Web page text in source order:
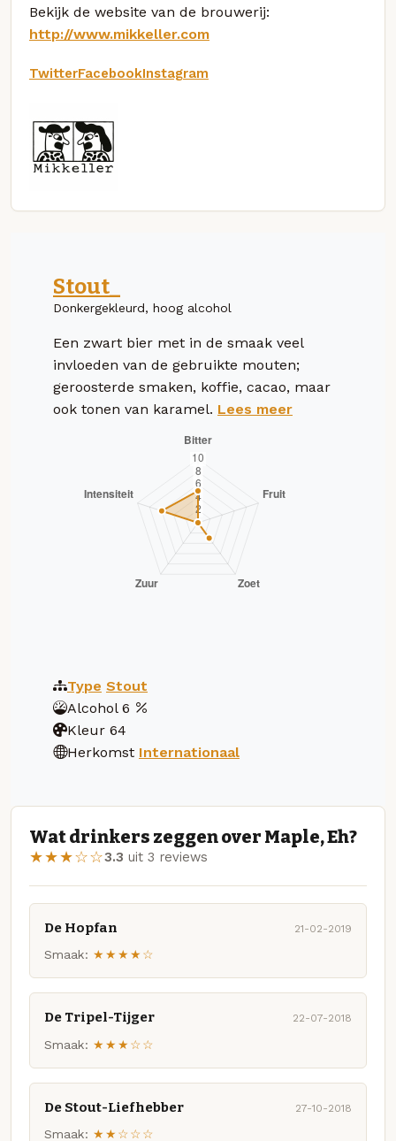
Bekijk de website van de brouwerij:
http://www.mikkeller.com
TwitterFacebookInstagram
Stout_
Donkergekleurd, hoog alcohol
Een zwart bier met in de smaak veel
invloeden van de gebruikte mouten;
geroosterde smaken, koffie, cacao, maar
ook tonen van karamel. Lees meer
Type Stout
Alcohol 6
Kleur 64
Herkomst Internationaal
Wat drinkers zeggen over Maple, Eh?
★★★☆☆3.3 uit 3 reviews
De Hopfan 21-02-2019
Smaak: ★★★★☆
De Tripel-Tijger 22-07-2018
Smaak: ★★★☆☆
De Stout-Liefhebber 27-10-2018
Smaak: ★★☆☆☆